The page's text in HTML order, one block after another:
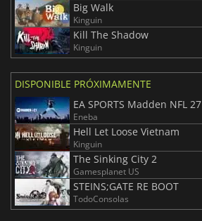
Big Walk
Kinguin
Kill The Shadow
Kinguin
DISPONIBLE PRÓXIMAMENTE
EA SPORTS Madden NFL 27
Eneba
Hell Let Loose Vietnam
Kinguin
The Sinking City 2
Gamesplanet US
STEINS;GATE RE BOOT
TodoConsolas